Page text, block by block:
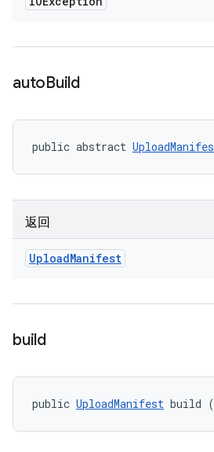
autoBuild
public abstract
返回
UploadManifest
build
public UploadManifest build